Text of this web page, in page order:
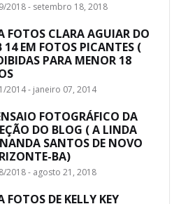
2018 - setembro 18, 2018
FOTOS CLARA AGUIAR DO
14 EM FOTOS PICANTES (
PARA MENOR 18
2014 - janeiro 07, 2014
FOTOGRÁFICO DA
DO BLOG ( A LINDA
SANTOS DE NOVO
BA)
2018 - agosto 21, 2018
FOTOS DE KELLY KEY